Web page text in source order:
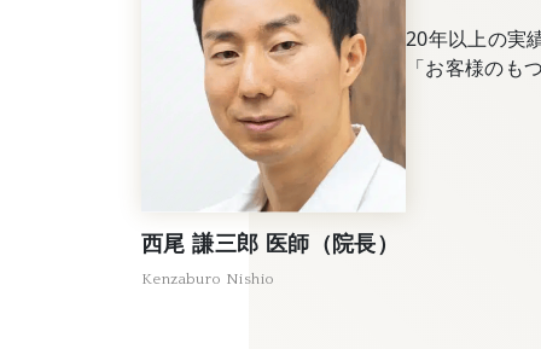
20年以上の実
「お客様のも
西尾 謙三郎 医師（院長）
Kenzaburo Nishio